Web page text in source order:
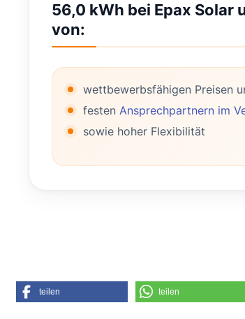
56,0 kWh bei Epax Solar
von:
wettbewerbsfähigen Preisen
festen Ansprechpartnern im
sowie hoher Flexibilität
teilen teilen